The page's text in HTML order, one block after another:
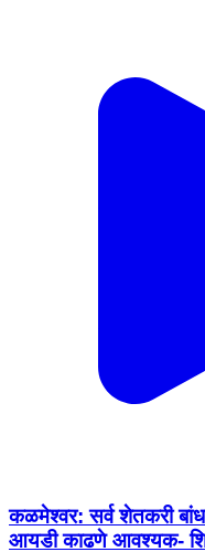
कळमेश्वर: सर्व शेतकरी
आयडी काढणे आवश्यक-